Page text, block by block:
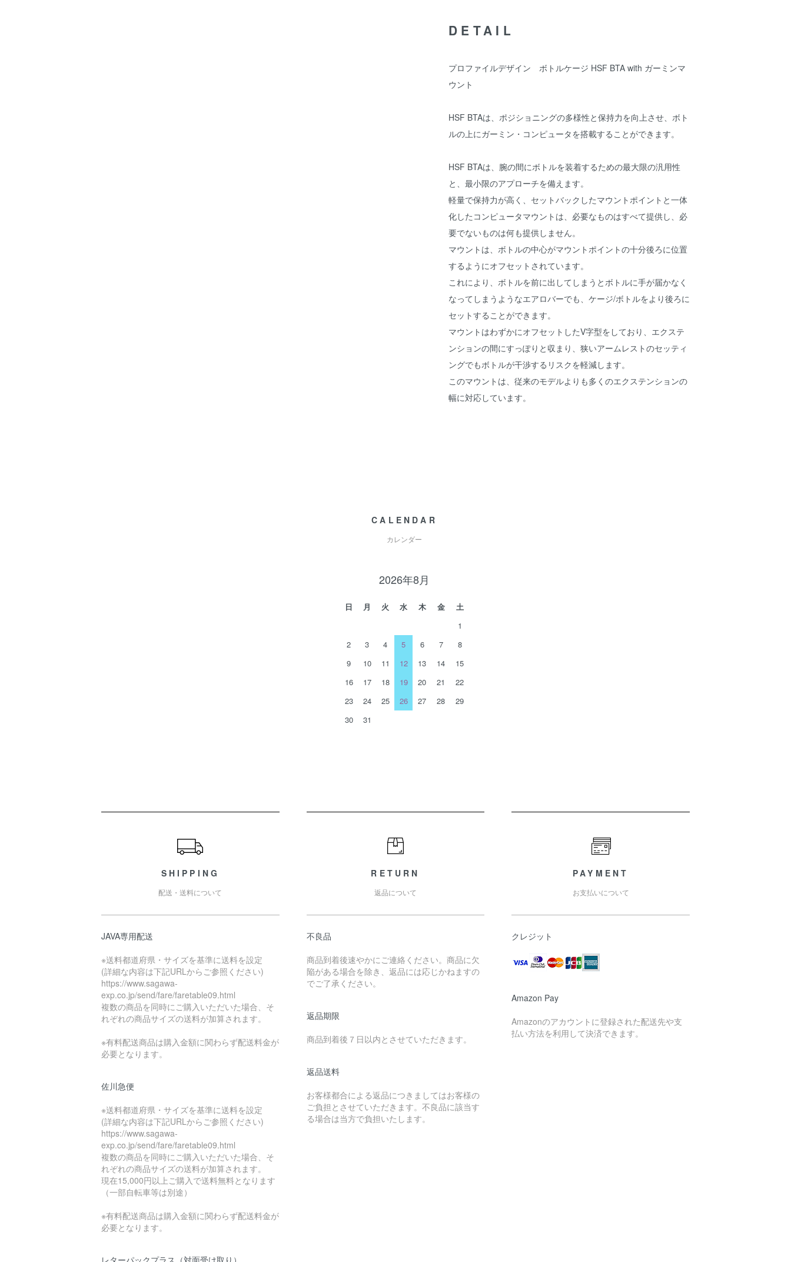
DETAIL
プロファイルデザイン ボトルケージ HSF BTA with ガーミンマ
ウント
HSF BTAは、ポジショニングの多様性と保持力を向上させ、ボト
ルの上にガーミン・コンピュータを搭載することができます。
HSF BTAは、腕の間にボトルを装着するための最大限の汎用性
と、最小限のアプローチを備えます。
軽量で保持力が高く、セットバックしたマウントポイントと一体
化したコンピュータマウントは、必要なものはすべて提供し、必
要でないものは何も提供しません。
マウントは、ボトルの中心がマウントポイントの十分後ろに位置
するようにオフセットされています。
これにより、ボトルを前に出してしまうとボトルに手が届かなく
なってしまうようなエアロバーでも、ケージ/ボトルをより後ろに
セットすることができます。
マウントはわずかにオフセットしたV字型をしており、エクステ
ンションの間にすっぽりと収まり、狭いアームレストのセッティ
ングでもボトルが干渉するリスクを軽減します。
このマウントは、従来のモデルよりも多くのエクステンションの
幅に対応しています。
CALENDAR
カレンダー
2026年8月
日 月 火 水 木 金
土
1
2
3 4 5 6 7
8
9
10 11 12 13 14
15
16
17 18 19 20 21
22
23
24 25 26 27 28
29
30
31
SHIPPING
配送・送料について
JAVA専用配送
※送料都道府県・サイズを基準に送料を設定
(詳細な内容は下記URLからご参照ください)
https://www.sagawa-
exp.co.jp/send/fare/faretable09.html
複数の商品を同時にご購入いただいた場合、そ
れぞれの商品サイズの送料が加算されます。
※有料配送商品は購入金額に関わらず配送料金が
必要となります。
佐川急便
※送料都道府県・サイズを基準に送料を設定
(詳細な内容は下記URLからご参照ください)
https://www.sagawa-
exp.co.jp/send/fare/faretable09.html
複数の商品を同時にご購入いただいた場合、そ
れぞれの商品サイズの送料が加算されます。
現在15,000円以上ご購入で送料無料となります
（一部自転車等は別途）
※有料配送商品は購入金額に関わらず配送料金が
必要となります。
レターパックプラス（対面受け取り）
RETURN
返品について
不良品
商品到着後速やかにご連絡ください。商品に欠
陥がある場合を除き、返品には応じかねますの
でご了承ください。
返品期限
商品到着後７日以内とさせていただきます。
返品送料
お客様都合による返品につきましてはお客様の
ご負担とさせていただきます。不良品に該当す
る場合は当方で負担いたします。
PAYMENT
お支払いについて
クレジット
Amazon Pay
Amazonのアカウントに登録された配送先や支
払い方法を利用して決済できます。